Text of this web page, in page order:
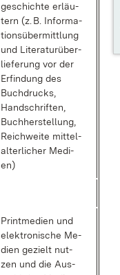
ge­schich­te er­läu­
tern (z. B. In­for­ma­
ti­ons­über­mitt­lung
und Li­te­ra­tur­über­
lie­fe­rung vor der
Er­fin­dung des
Buch­drucks,
Hand­schrif­ten,
Buch­her­stel­lung,
Reich­wei­te mit­tel­
al­ter­li­cher Me­di­
en)
Print­me­di­en und
elek­tro­ni­sche Me­
di­en ge­zielt nut­
zen und die Aus­